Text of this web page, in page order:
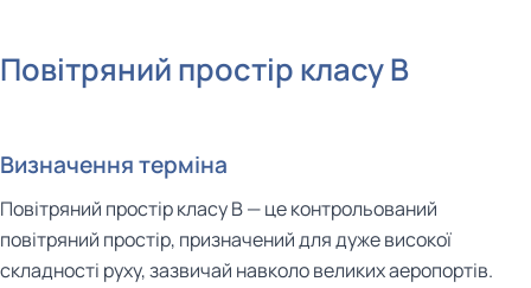
Повітряний простір класу B
Визначення терміна
Повітряний простір класу B — це контрольований
повітряний простір, призначений для дуже високої
складності руху, зазвичай навколо великих аеропортів.